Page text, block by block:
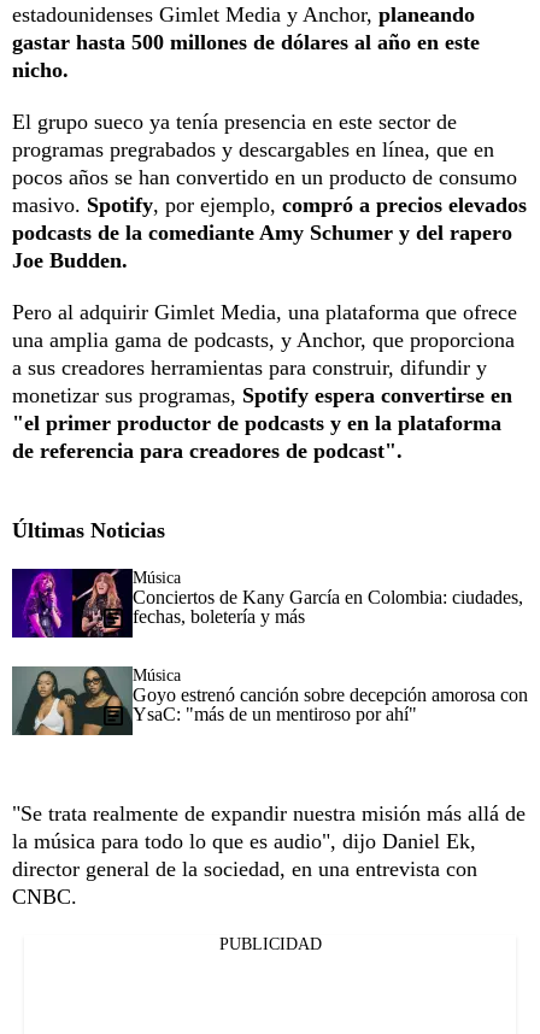
estadounidenses Gimlet Media y Anchor, planeando
gastar hasta 500 millones de dólares al año en este
nicho.
El grupo sueco ya tenía presencia en este sector de
programas pregrabados y descargables en línea, que en
pocos años se han convertido en un producto de consumo
masivo. Spotify, por ejemplo, compró a precios elevados
podcasts de la comediante Amy Schumer y del rapero
Joe Budden.
Pero al adquirir Gimlet Media, una plataforma que ofrece
una amplia gama de podcasts, y Anchor, que proporciona
a sus creadores herramientas para construir, difundir y
monetizar sus programas, Spotify espera convertirse en
"el primer productor de podcasts y en la plataforma
de referencia para creadores de podcast".
Últimas Noticias
Música
Conciertos de Kany García en Colombia: ciudades,
fechas, boletería y más
Música
Goyo estrenó canción sobre decepción amorosa con
YsaC: "más de un mentiroso por ahí"
"Se trata realmente de expandir nuestra misión más allá de
la música para todo lo que es audio", dijo Daniel Ek,
director general de la sociedad, en una entrevista con
CNBC.
PUBLICIDAD